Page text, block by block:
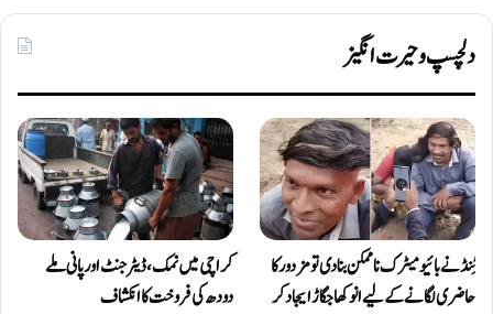
دلچسپ و حیرت انگیز
ٹِنڈ نے بائیومیٹرک ناممکن بنا دی تو مزدور کا
حاضری لگانے کے لیے انوکھا جگاڑ ایجاد کر
کراچی میں نمک، ڈیٹرجنٹ اور پانی ملے
دودھ کی فروخت کا انکشاف